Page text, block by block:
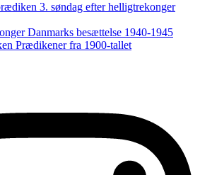
3. søndag efter helligtrekonger
Danmarks besættelse 1940-1945
Prædikener fra 1900-tallet